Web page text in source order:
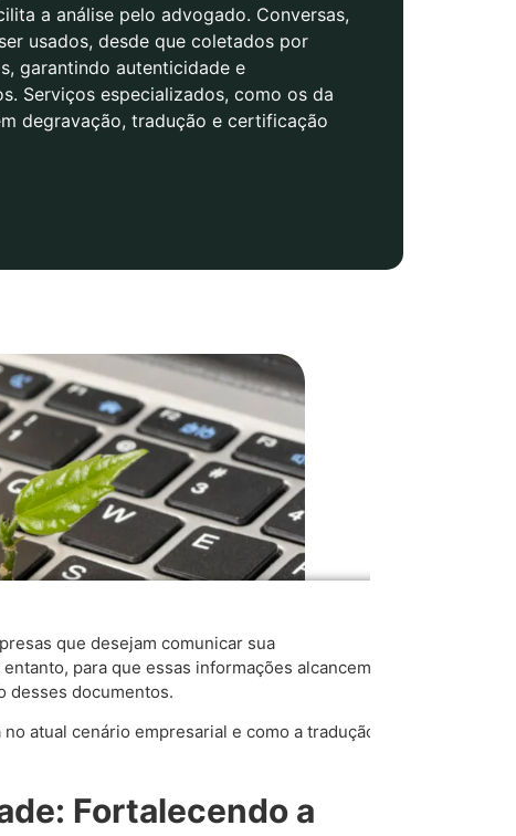
a análise pelo advogado. Conversas,
usados, desde que coletados por
garantindo autenticidade e
Serviços especializados, como os da
degravação, tradução e certificação
que desejam comunicar sua
para que essas informações alcancem
desses documentos.
atual cenário empresarial e como a tradução
Fortalecendo a